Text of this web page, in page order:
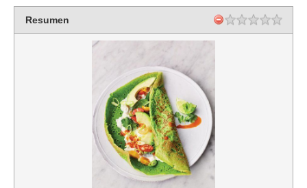
Resumen